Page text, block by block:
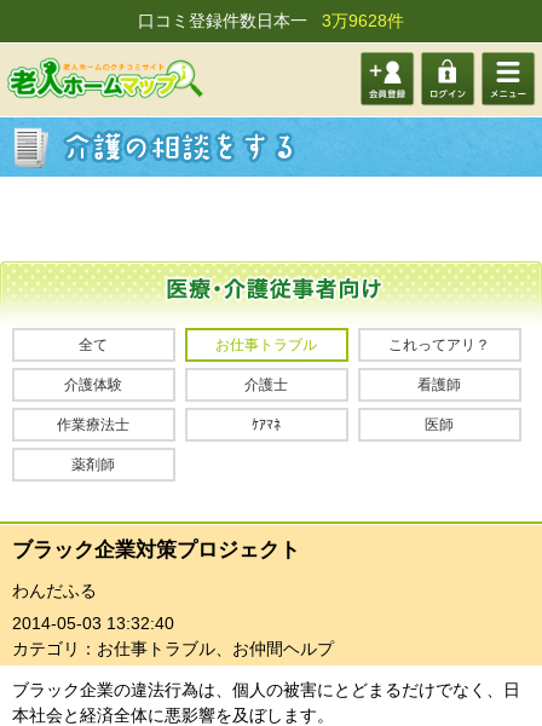
口コミ登録件数日本一 3万9628件
会員登 ログイ メニュ
全て お仕事トラブル これってアリ？
介護体験 介護士 看護師
作業療法士 ｹｱﾏﾈ 医師
薬剤師
ブラック企業対策プロジェクト
わんだふる
2014-05-03 13:32:40
カテゴリ：お仕事トラブル、お仲間ヘルプ
ブラック企業の違法行為は、個人の被害にとどまるだけでなく、日
本社会と経済全体に悪影響を及ぼします。